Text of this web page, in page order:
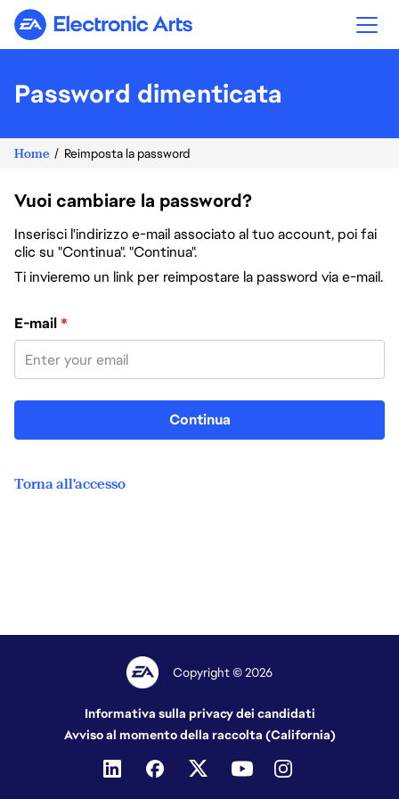
Electronic Arts
Password dimenticata
Home Reimposta la password
Vuoi cambiare la password?
Inserisci l'indirizzo e-mail associato al tuo account, poi fai
clic su "Continua". "Continua".
Ti invieremo un link per reimpostare la password via e-mail.
Reimposta la password col tuo indirizzo e-mail
E-mail*
Continua
Torna all'accesso
Copyright © 2026
Informativa sulla privacy dei candidati
Avviso al momento della raccolta (California)